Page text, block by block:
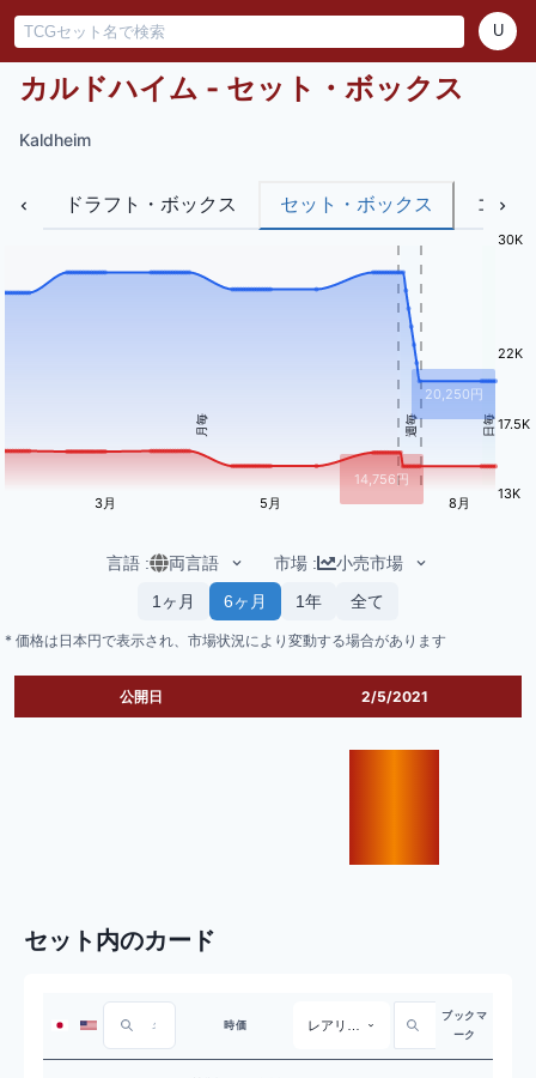
U
カルドハイム - セット・ボックス
Kaldheim
ドラフト・ボックス セット・ボックス コレ
月毎 週毎 日毎
13K
17.5K
22K
30K
3月 5月 8月
20,250円
14,756円
言語 : 両言語 市場 :
小売市場
1ヶ月
6ヶ月 1年 全て
* 価格は日本円で表示され、市場状況により変動する場合があります
公開日 2/5/2021
セット内のカード
時価 レアリティ
ブックマ
ーク